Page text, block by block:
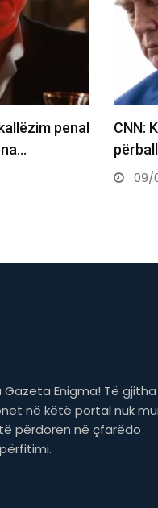
Trump
për…
Enigma! Të gjitha
në këtë portal nuk
përdoren në çfarëdo